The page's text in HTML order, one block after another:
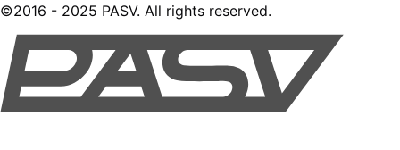
©2016 - 2025 PASV. All rights reserved.